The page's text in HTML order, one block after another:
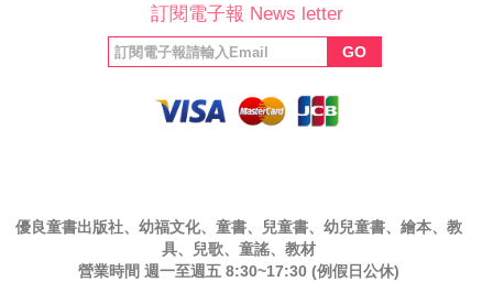
福利協會
絲專頁
訂閱電子報 News letter
GO
優良童書出版社、幼福文化、童書、兒童書、幼兒童書、繪本、教
具、兒歌、童謠、教材
營業時間 週一至週五 8:30~17:30 (例假日公休)